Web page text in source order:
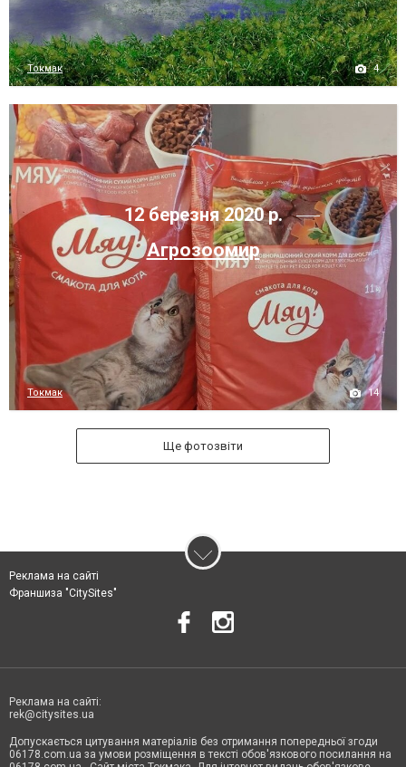
Токмак 4
12 березня 2020 р.
Агрозоомир
Токмак 14
Ще фотозвіти
Реклама на сайті
Франшиза "CitySites"
Реклама на сайті:
rek@citysites.ua
Допускається цитування матеріалів без отримання попередньої згоди
06178.com.ua за умови розміщення в тексті обов'язкового посилання на